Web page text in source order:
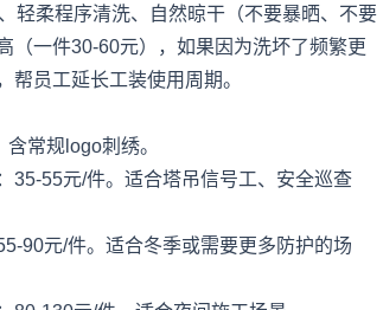
轻柔程序清洗、自然晾干（不要暴晒、不要
（一件30-60元），如果因为洗坏了频繁更
员工延长工装使用周期。
常规logo刺绣。
35-55元/件。适合塔吊信号工、安全巡查
90元/件。适合冬季或需要更多防护的场